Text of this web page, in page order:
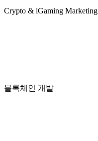
Crypto & iGaming Marketing
블록체인 개발